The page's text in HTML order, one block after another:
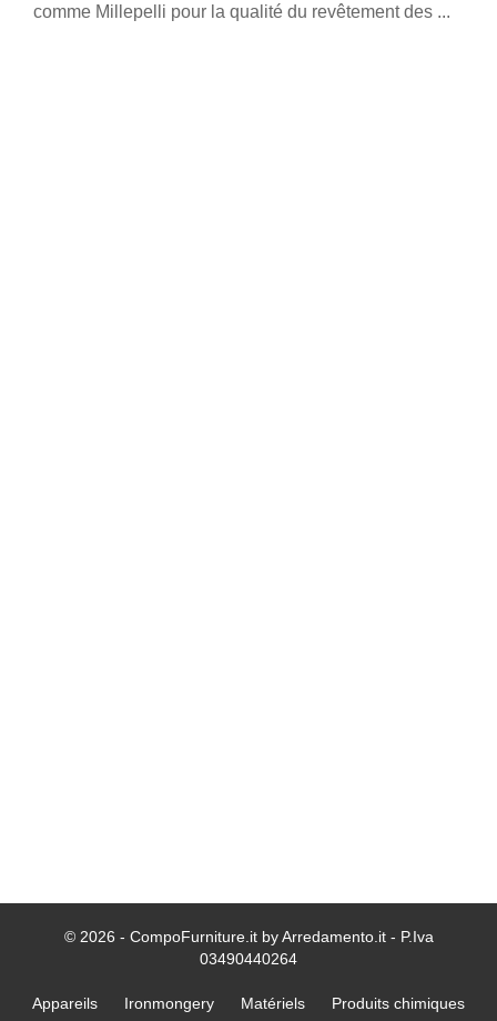
comme Millepelli pour la qualité du revêtement des ...
© 2026 - CompoFurniture.it by Arredamento.it - P.Iva
03490440264
Appareils Ironmongery Matériels Produits chimiques